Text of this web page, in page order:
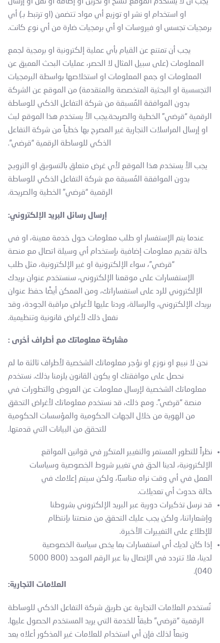
او استخدام او نشر او توزيع أي مواد تتضمن (او ترتبط بـ) أي
برمجيات تجسس او فيروسات او أي برمجيات ضارة من أي نوع كانت.
يجب أن تمتنع عن القيام بأي عملية إلكترونية او برمجية لجمع
المعلومات (على سبيل المثال لا الحصر، عمليات البحث العميق عن
المعلومات او جمع المعلومات او استخلاصها بواسطة البرمجيات
التجسسية او البحثية المتخصصة والمتقدمة) من الموقع عن الشركة
بدون الموافقة المُسبقة من شركة التفاعل الذكي للوساطة
الرقمية “قرضي” الخطية والصريحة.يجب الأ يستخدم هذا الموقع لبث
او إرسال المراسلات التجارية غير المصرح بها خطياً من شركة التفاعل
الذكي للوساطة الرقمية “قرضي”.
يجب الأ يستخدم هذا الموقع لأي غرض متعلق بالتسويق او الترويج
بدون الموافقة المُسبقة مع شركة التفاعل الذكي للوساطة
الرقمية “قرضي” الخطية والصريحة.
إرسال رسائل البريد الإلكتروني:
عندما يتم الإستفسار او طلب معلومات حول خدمة معينة، او في
حالة تقديم معلومات إضافية بإستخدام أي وسيلة اتصال مع منصة
“قرضي”، سواء الإلكترونية او غير الإلكترونية، مثل طلب
الإستفسارات على موقعنا الإلكتروني، سنستخدم عنوان بريدك
الإلكتروني للرد على استفساراتك، ومن الممكن أيضًا حفظ عنوان
بريدك الإلكتروني، والرسالة، وردنا عليها لأغراض مراقبة الجودة، وقد
نفعل ذلك لأغراض قانونية وتنظيمية.
مشاركة معلوماتك مع أطراف أخرى :
نحن لا نبيع او نوزع او نؤجر معلوماتك الشخصية لأطراف ثالثة ما لم
نحصل على موافقتك او يكون القانون يلزمنا بذلك. نستخدم
معلوماتك الشخصية لإرسال معلومات عن العروض والتطورات في
منصة “قرضي”. ومع ذلك، قد نستخدم معلوماتك لأغراض التحقق
من الهوية من خلال الجهات الحكومية والمؤسسات الحكومية
للتحقق من البيانات التي قدمتها.
نظراً للتطور المستمر والتغيير المتكرر في قوانين المواقع
الإلكترونية، لدينا الحق في تغيير شروط الخصوصية وسياسات
العمل في أي وقت نراه مناسبًا، ولكن سيتم إعلامك في
حالة حدوث أي تعديلات.
قد نرسل تذكيرات دورية عبر البريد الإلكتروني بشروطنا
وإشعاراتنا، ولكن يجب عليك التحقق من منصتنا بإنتظام
للإطلاع على التغييرات الأخيرة.
إذا كان لديك أي استفسارات بما يخص سياسة الخصوصية
لدينا، فلا تتردد في الإتصال بنا عبر الرقم الموحد (800 5000
040).
العلامات التجارية:
تُستخدم العلامات التجارية عن طريق شركة التفاعل الذكي للوساطة
الرقمية “قرضي” طبقاً للخدمة التي يريد المستخدم الحصول عليها.
وتبعاً لذلك فإن أي استخدام للعلامات غير المذكور أعلاه يعد